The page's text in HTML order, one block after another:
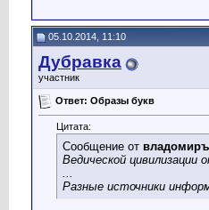
05.10.2014, 11:10
Дубравка
участник
Ответ: Образы букв
Цитата:
Сообщение от владомиръ
Ведической цивилизации
...
Разные источники